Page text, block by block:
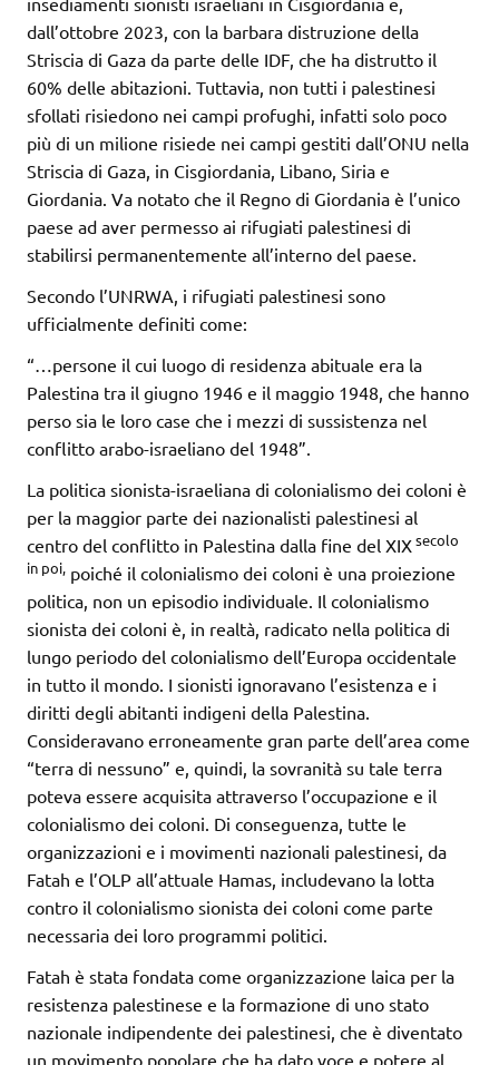
dall’ottobre 2023, con la barbara distruzione della
Striscia di Gaza da parte delle IDF, che ha distrutto il
60% delle abitazioni. Tuttavia, non tutti i palestinesi
sfollati risiedono nei campi profughi, infatti solo poco
più di un milione risiede nei campi gestiti dall’ONU nella
Striscia di Gaza, in Cisgiordania, Libano, Siria e
Giordania. Va notato che il Regno di Giordania è l’unico
paese ad aver permesso ai rifugiati palestinesi di
stabilirsi permanentemente all’interno del paese.
Secondo l’UNRWA, i rifugiati palestinesi sono
ufficialmente definiti come:
“…persone il cui luogo di residenza abituale era la
Palestina tra il giugno 1946 e il maggio 1948, che hanno
perso sia le loro case che i mezzi di sussistenza nel
conflitto arabo-israeliano del 1948”.
La politica sionista-israeliana di colonialismo dei coloni è
per la maggior parte dei nazionalisti palestinesi al
centro del conflitto in Palestina dalla fine del XIXsecolo
in poi, poiché il colonialismo dei coloni è una proiezione
politica, non un episodio individuale. Il colonialismo
sionista dei coloni è, in realtà, radicato nella politica di
lungo periodo del colonialismo dell’Europa occidentale
in tutto il mondo. I sionisti ignoravano l’esistenza e i
diritti degli abitanti indigeni della Palestina.
Consideravano erroneamente gran parte dell’area come
“terra di nessuno” e, quindi, la sovranità su tale terra
poteva essere acquisita attraverso l’occupazione e il
colonialismo dei coloni. Di conseguenza, tutte le
organizzazioni e i movimenti nazionali palestinesi, da
Fatah e l’OLP all’attuale Hamas, includevano la lotta
contro il colonialismo sionista dei coloni come parte
necessaria dei loro programmi politici.
Fatah è stata fondata come organizzazione laica per la
resistenza palestinese e la formazione di uno stato
nazionale indipendente dei palestinesi, che è diventato
un movimento popolare che ha dato voce e potere al